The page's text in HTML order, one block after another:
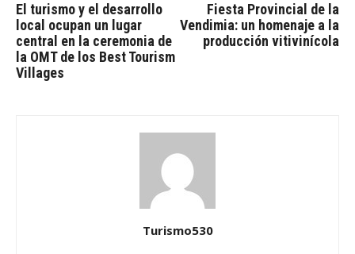
El turismo y el desarrollo
local ocupan un lugar
central en la ceremonia de
la OMT de los Best Tourism
Villages
Fiesta Provincial de la
Vendimia: un homenaje a la
producción vitivinícola
Turismo530